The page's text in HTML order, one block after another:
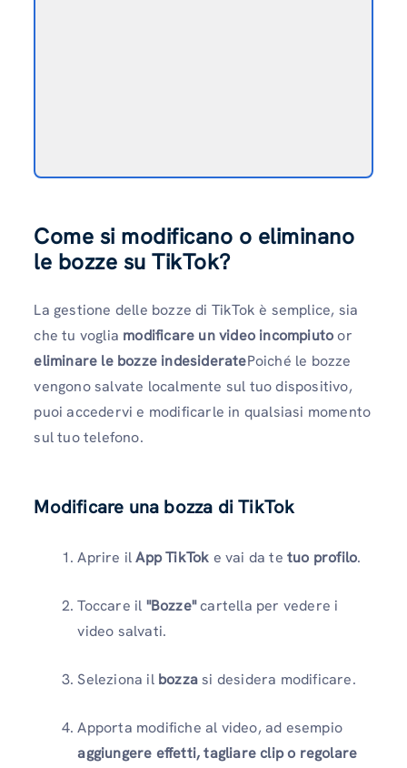
Come si modificano o eliminano
le bozze su TikTok?
La gestione delle bozze di TikTok è semplice, sia
che tu voglia modificare un video incompiutoor
eliminare le bozze indesideratePoiché le bozze
vengono salvate localmente sul tuo dispositivo,
puoi accedervi e modificarle in qualsiasi momento
sul tuo telefono.
Modificare una bozza di TikTok
Aprire ilApp TikTok e vai da te tuo profilo.
Toccare il "Bozze"cartella per vedere i
video salvati.
Seleziona il bozzasi desidera modificare.
Apporta modifiche al video, ad esempio
aggiungere effetti, tagliare clip o regolare